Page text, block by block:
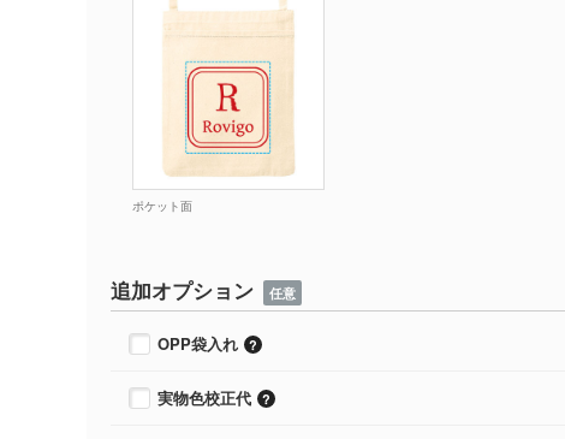
ポケット面
追加オプション 任意
OPP袋入れ
実物色校正代